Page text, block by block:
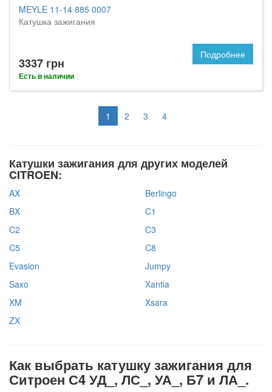
MEYLE 11-14 885 0007
Катушка зажигания
3337 грн
Есть в наличии
Подробнее
1 2 3 4
Катушки зажигания для других моделей
CITROEN:
AX
Berlingo
BX
C1
C2
C3
C5
C8
Evasion
Jumpy
Saxo
Xantia
XM
Xsara
ZX
Как выбрать катушку зажигания для
Ситроен С4 УД_, ЛС_, УА_, Б7 и ЛА_.